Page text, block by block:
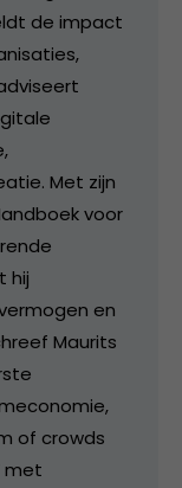
de impact
Met zijn
voor
hij
en
Maurits
of crowds
met